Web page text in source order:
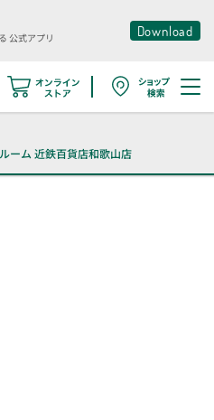
公式アプリ Download
ーム 近鉄百貨店和歌山店